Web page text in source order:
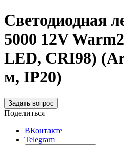
Светодиодная
5000 12V
LED, CRI98)
м, IP20)
Задать вопрос
Поделиться
ВКонтакте
Telegram